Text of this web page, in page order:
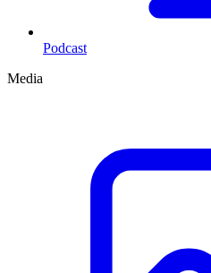
Podcast
Media